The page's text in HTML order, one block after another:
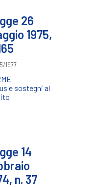
26
1975,
1977
e sostegni al
14
n. 37